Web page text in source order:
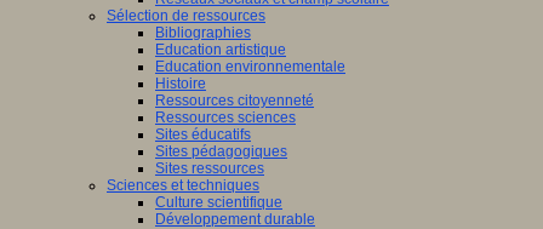
Sélection de ressources
Bibliographies
Education artistique
Education environnementale
Histoire
Ressources citoyenneté
Ressources sciences
Sites éducatifs
Sites pédagogiques
Sites ressources
Sciences et techniques
Culture scientifique
Développement durable